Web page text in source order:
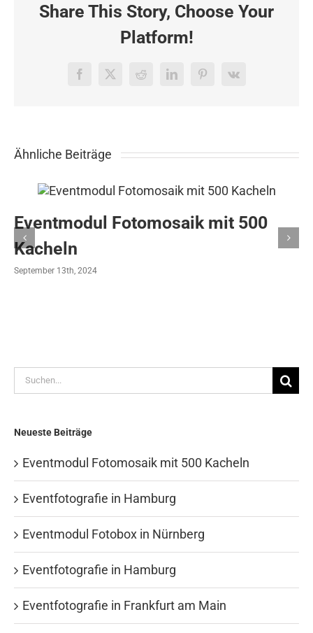
Lengerich
Share This Story, Choose Your
Platform!
Facebook
X RedditLinkedInPinterest
Vk
Ähnliche Beiträge
Eventmodul Fotomosaik mit 500
Kacheln
September 13th, 2024
Suche
nach:
Neueste Beiträge
Eventmodul Fotomosaik mit 500 Kacheln
Eventfotografie in Hamburg
Eventmodul Fotobox in Nürnberg
Eventfotografie in Hamburg
Eventfotografie in Frankfurt am Main